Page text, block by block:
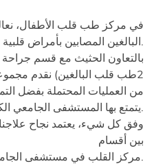
في مركز طب قلب الأطفال،
البالغين المصابين بأمراض قلبية مكتسبة أو منذ الولادة.
بالتعاون الحثيث مع قسم جراحة
2طب قلب البالغين) نقدم مجموعة كاملة
من العمليات المحتملة بفضل
يتمتع بها المستشفى الجامعي الكبير.
وفق كل شيء، يعتمد نجاح
بين أقسام
مركز القلب في مستشفى الجامعة بون.